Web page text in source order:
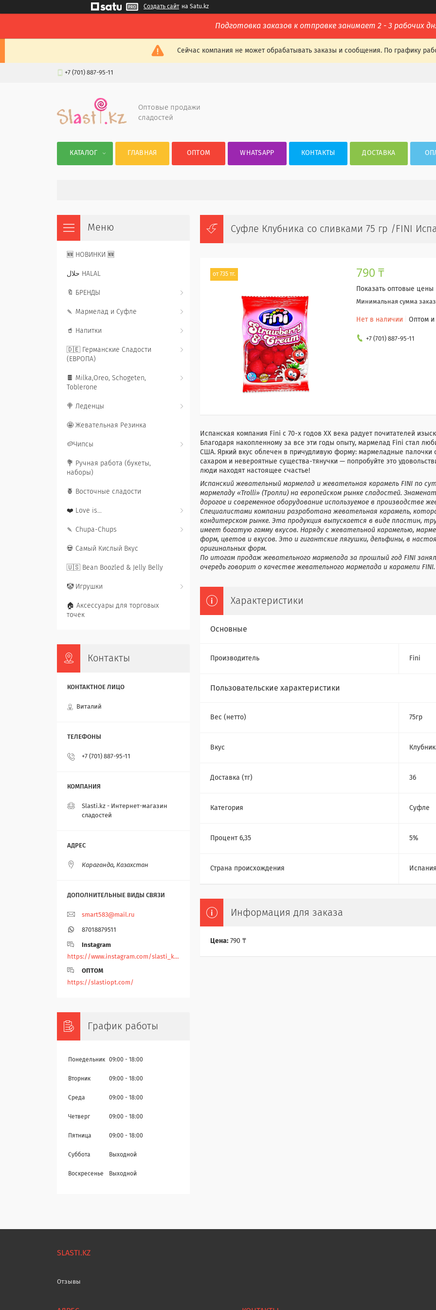
Создать сайт на Satu.kz
Подготовка заказов к отправке занимает 2 - 3 рабочих
Сейчас компания не может обрабатывать заказы и сообщения. По графику
+7 (701) 887-95-11
Оптовые продажи
сладостей
КАТАЛОГ ГЛАВНАЯ ОПТОМ WHATSAPP КОНТАКТЫ ДОСТАВКА
Суфле Клубника со сливками 75 гр /FINI
от 735 тг. 790 ₸
Показать оптовые цены
Минимальная сумма
Нет в наличии Оптом и
+7 (701) 887-95-11
Испанская компания Fini с 70-х годов XX века радует почитателей
Благодаря накопленному за все эти годы опыту, мармелад Fini стал
США. Яркий вкус облечен в причудливую форму: мармеладные
сахаром и невероятные существа-тянучки — попробуйте это
люди находят настоящее счастье!
Испанский жевательный мармелад и жевательная карамель FINI по
мармеладу «Trolli» (Тролли) на европейском рынке сладостей.
дорогое и современное оборудование используемое в производстве
Специалистами компании разработана жевательная карамель,
кондитерском рынке. Эта продукция выпускается в виде пластин,
имеет богатую гамму вкусов. Наряду с жевательной карамелью,
форм, цветов и вкусов. Это и гигантские лягушки, дельфины, в
оригинальных форм.
По итогам продаж жевательного мармелада за прошлый год FINI
очередь говорит о качестве жевательного мармелада и карамели FINI.
Характеристики
Основные
Производитель Fini
Пользовательские характеристики
Вес (нетто) 75гр
Вкус
Доставка (тг) 36
Категория Суфле
Процент 6,35 5%
Страна происхождения
Информация для заказа
Цена: 790 ₸
🆕 НОВИНКИ 🆕
حلال HALAL
🔖 БРЕНДЫ
🍡 Мармелад и Суфле
🥤 Напитки
🇩🇪 Германские Сладости
(ЕВРОПА)
🍫 Milka,Oreo, Schogeten,
Toblerone
🍭 Леденцы
🤩 Жевательная Резинка
🥔Чипсы
💐 Ручная работа (букеты,
наборы)
🍍 Восточные сладости
❤️ Love is...
🍡 Chupa-Chups
💀 Самый Кислый Вкус
🇺🇸 Bean Boozled & Jelly Belly
🤡 Игрушки
🏠 Аксессуары для торговых
точек
Контакты
Виталий
+7 (701) 887-95-11
Slasti.kz - Интернет-магазин
сладостей
Караганда, Казахстан
smart583@mail.ru
87018879511
Instagram
https://www.instagram.com/slasti_kz/
ОПТОМ
https://slastiopt.com/
График работы
Понедельник 09:00 18:00
Вторник 09:00 18:00
Среда 09:00 18:00
Четверг 09:00 18:00
Пятница 09:00 18:00
Суббота Выходной
Воскресенье Выходной
SLASTI.KZ
Отзывы